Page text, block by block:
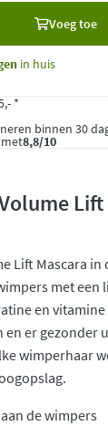
Voeg toe
in huis
*
binnen 30
8,8/10
Lift Mascara
met een
en vitamine
er gezonder
wimperhaar
de wimpers